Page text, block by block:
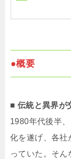
●概要
■ 伝統と異界が
1980年代後半
化を遂げ、各社
っていた。そん